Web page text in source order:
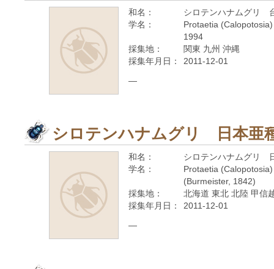
和名：
シロテンハナムグリ
学名：
Protaetia
1994
採集地：
関東 九州 沖縄
採集年月日：
2011-12-01
—
シロテンハナムグリ 日本亜
和名：
シロテンハナムグリ
学名：
Protaetia
(Burmeister, 1842)
採集地：
北海道 東北 北陸 甲信
採集年月日：
2011-12-01
—